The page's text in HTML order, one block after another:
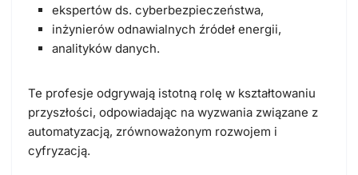
ekspertów ds. cyberbezpieczeństwa,
inżynierów odnawialnych źródeł energii,
analityków danych.
Te profesje odgrywają istotną rolę w kształtowaniu
przyszłości, odpowiadając na wyzwania związane z
automatyzacją, zrównoważonym rozwojem i
cyfryzacją.